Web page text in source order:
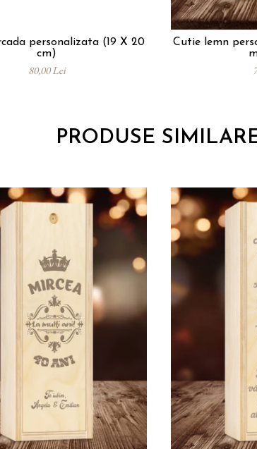
personalizata (19 X 20
cm)
80,00 Lei
Cutie lemn
PRODUSE